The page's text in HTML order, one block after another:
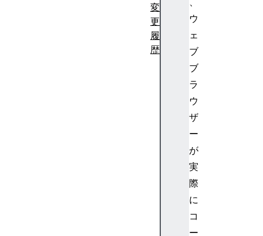
ウ
ェ
ブ
ブ
ラ
ウ
ザ
ー
が
実
際
に
コ
ー
変
更
履
歴